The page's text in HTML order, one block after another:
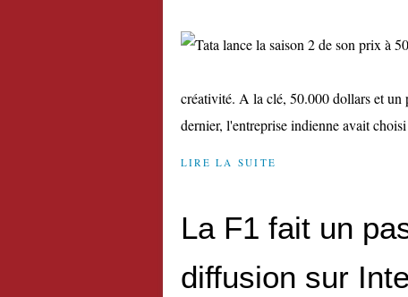
créativité. A la clé, 50.000 dollars et
dernier, l'entreprise indienne avait
LIRE LA SUITE
La F1 fait un
diffusion sur